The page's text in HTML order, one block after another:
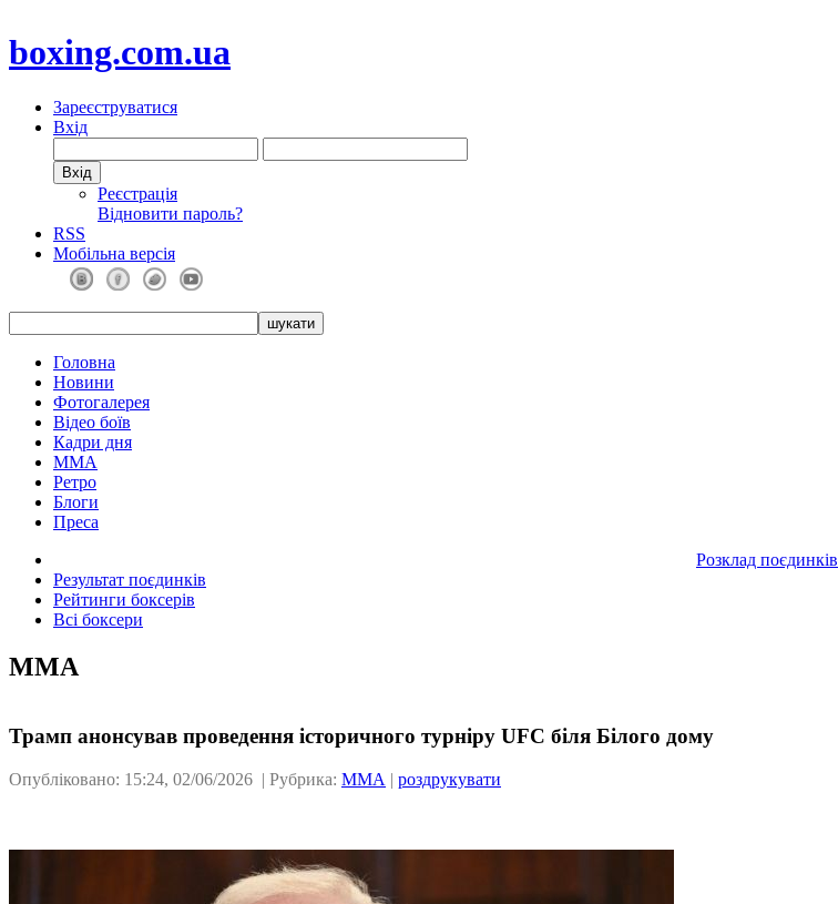
boxing.com.ua
Зареєструватися
Вхід
Реєстрація
Відновити пароль?
RSS
Мобільна версія
Головна
Новини
Фотогалерея
Відео боїв
Кадри дня
ММА
Ретро
Блоги
Преса
Розклад поєдинків
Результат поєдинків
Рейтинги боксерів
Всі боксери
ММА
Трамп анонсував проведення історичного турніру UFC біля Білого дому
Опубліковано: 15:24, 02/06/2026 | Рубрика: ММА | роздрукувати